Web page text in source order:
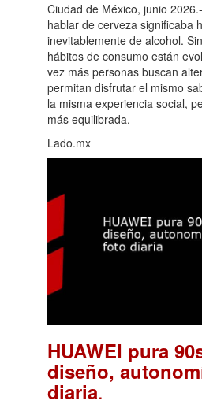
Ciudad de México, junio
hablar de cerveza significaba
inevitablemente de alcohol.
hábitos de consumo están
vez más personas buscan
permitan disfrutar el mismo
la misma experiencia social,
más equilibrada.
Lado.mx
HUAWEI pura
diseño,
diaria.